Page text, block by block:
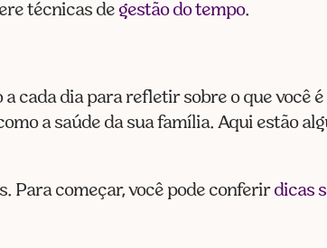
técnicas de gestão do tempo.
cada dia para refletir sobre o que você
a saúde da sua família. Aqui estão
Para começar, você pode conferirdicas